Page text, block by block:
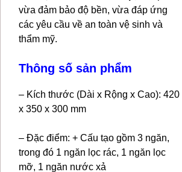
vừa đảm bảo độ bền, vừa đáp ứng
các yêu cầu về an toàn vệ sinh và
thẩm mỹ.
Thông số sản phẩm
– Kích thước (Dài x Rộng x Cao): 420
x 350 x 300 mm
– Đặc điểm: + Cấu tạo gồm 3 ngăn,
trong đó 1 ngăn lọc rác, 1 ngăn lọc
mỡ, 1 ngăn nước xả